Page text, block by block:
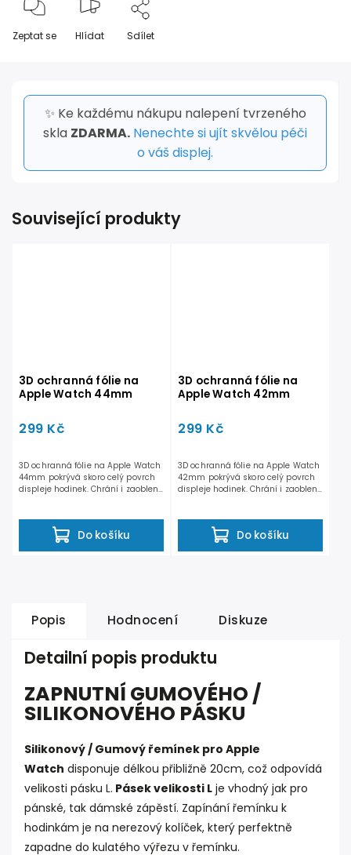
Zeptat se Hlídat Sdílet
✨ Ke každému nákupu nalepení tvrzeného
skla ZDARMA. Nenechte si ujít skvělou péči
o váš displej.
Související produkty
3D ochranná fólie na
Apple Watch 44mm
299 Kč
Do košíku
3D ochranná fólie na Apple Watch
44mm pokrývá skoro celý povrch
displeje hodinek. Chrání i zaoblené
3D ochranná fólie na
Apple Watch 42mm
299 Kč
Do košíku
3D ochranná fólie na Apple Watch
42mm pokrývá skoro celý povrch
displeje hodinek. Chrání i zaoblené
Popis Hodnocení Diskuze
Detailní popis produktu
ZAPNUTNÍ GUMOVÉHO /
SILIKONOVÉHO PÁSKU
Silikonový / Gumový řemínek pro Apple
Watch disponuje délkou přibližně 20cm, což odpovídá
velikosti pásku L. Pásek velikosti L je vhodný jak pro
pánské, tak dámské zápěstí. Zapínání řemínku k
hodinkám je na nerezový kolíček, který perfektně
zapadne do kulatého výřezu v řemínku.